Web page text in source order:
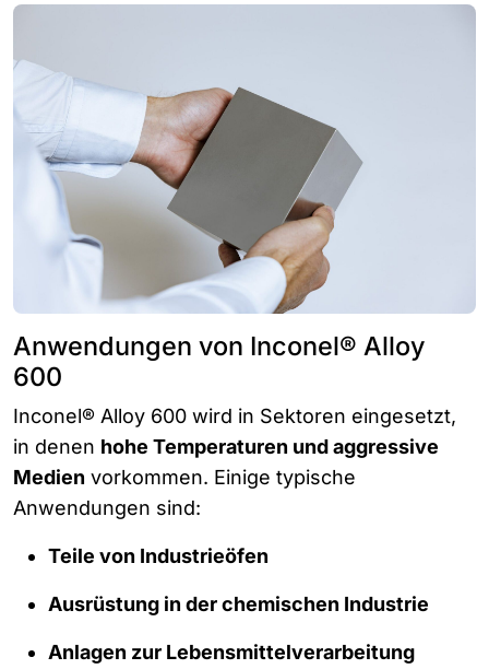
Anwendungen von Inconel® Alloy
600
Inconel® Alloy 600 wird in Sektoren eingesetzt,
in denen hohe Temperaturen und aggressive
Medien vorkommen. Einige typische
Anwendungen sind:
Teile von Industrieöfen
Ausrüstung in der chemischen Industrie
Anlagen zur Lebensmittelverarbeitung